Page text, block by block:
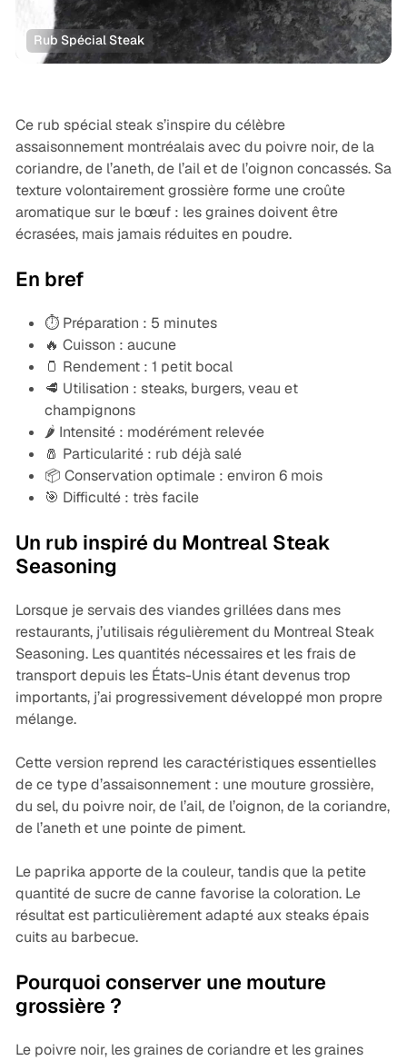
Rub Spécial Steak
Recettes Rubs & Sauces USA
Ce rub spécial steak s’inspire du célèbre
assaisonnement montréalais avec du poivre noir, de la
coriandre, de l’aneth, de l’ail et de l’oignon concassés. Sa
texture volontairement grossière forme une croûte
aromatique sur le bœuf : les graines doivent être
écrasées, mais jamais réduites en poudre.
En bref
⏱️ Préparation : 5 minutes
🔥 Cuisson : aucune
🫙 Rendement : 1 petit bocal
🥩 Utilisation : steaks, burgers, veau et
champignons
🌶️ Intensité : modérément relevée
🧂 Particularité : rub déjà salé
📦 Conservation optimale : environ 6 mois
🎯 Difficulté : très facile
Un rub inspiré du Montreal Steak
Seasoning
Lorsque je servais des viandes grillées dans mes
restaurants, j’utilisais régulièrement du Montreal Steak
Seasoning. Les quantités nécessaires et les frais de
transport depuis les États-Unis étant devenus trop
importants, j’ai progressivement développé mon propre
mélange.
Cette version reprend les caractéristiques essentielles
de ce type d’assaisonnement : une mouture grossière,
du sel, du poivre noir, de l’ail, de l’oignon, de la coriandre,
de l’aneth et une pointe de piment.
Le paprika apporte de la couleur, tandis que la petite
quantité de sucre de canne favorise la coloration. Le
résultat est particulièrement adapté aux steaks épais
cuits au barbecue.
Pourquoi conserver une mouture
grossière ?
Le poivre noir, les graines de coriandre et les graines